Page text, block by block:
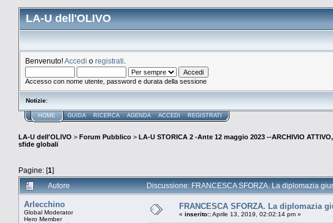
LA-U dell'OLIVO
Benvenuto!Accedi o registrati
Accesso con nome utente, password e durata della sessione
Notizie:
HOME GUIDA RICERCA AGENDA ACCEDI REGISTRATI
LA-U dell'OLIVO > Forum Pubblico > LA-U STORICA 2 -Ante 12 maggio 2023 --ARCHIVIO
sfide globali
Pagine: [1]
Autore Discussione: FRANCESCA SFORZA. La diplomazia
Arlecchino
Global Moderator
Hero Member
FRANCESCA SFORZA. La diplomazia
« inserito::Aprile 13, 2019, 02:02:14 pm »